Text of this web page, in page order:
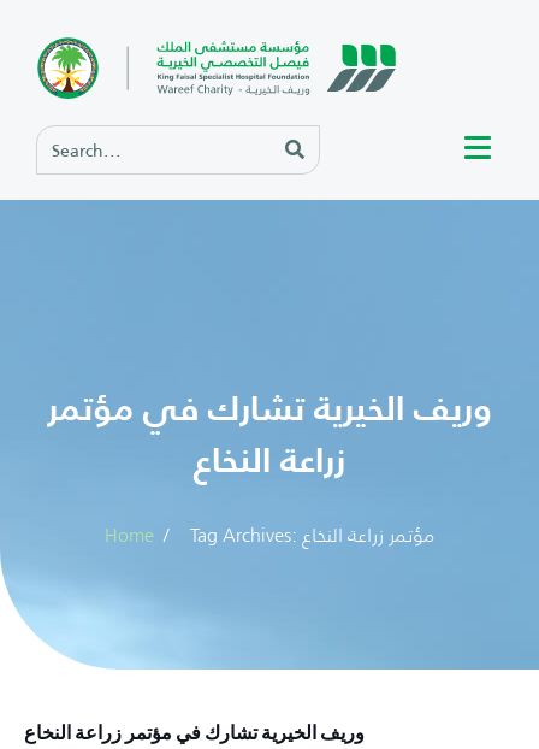
وريف الخيرية تشارك في مؤتمر
زراعة النخاع
Home Tag Archives: مؤتمر زراعة النخاع
وريف الخيرية تشارك في مؤتمر زراعة النخاع